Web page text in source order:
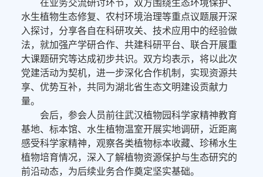
在业务交流研讨环节，双方围绕生态环境保护、
水生植物生态修复、农村环境治理等重点议题展开深
入探讨，分享各自在科研攻关、技术应用中的经验做
法，就加强产学研合作、共建科研平台、联合开展重
大课题研究等达成初步共识。双方均表示，将以此次
党建活动为契机，进一步深化合作机制，实现资源共
享、优势互补，共同为湖北省生态文明建设贡献力
量。
会后，参会人员前往武汉植物园科学家精神教育
基地、标本馆、水生植物温室开展实地调研，近距离
感受科学家精神，观察各类植物标本收藏、珍稀水生
植物培育情况，深入了解植物资源保护与生态研究的
前沿动态，为后续业务合作奠定坚实基础。